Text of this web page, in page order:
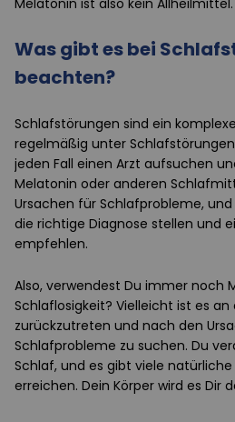
Melatonin ist also kein Allheilmittel.
Was gibt es bei
beachten?
Schlafstörungen sind ein
regelmäßig unter
jeden Fall einen Arzt aufsuchen
Melatonin oder anderen
Ursachen für Schlafprobleme,
die richtige Diagnose stellen und
empfehlen.
Also, verwendest Du immer noch
Schlaflosigkeit? Vielleicht ist es
zurückzutreten und nach den
Schlafprobleme zu suchen. Du
Schlaf, und es gibt viele
erreichen. Dein Körper wird es Dir